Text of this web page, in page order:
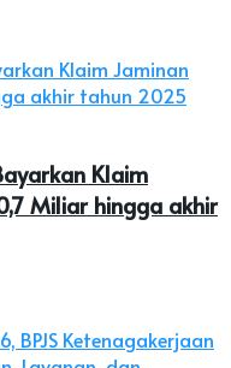
Klaim
Miliar hingga akhir